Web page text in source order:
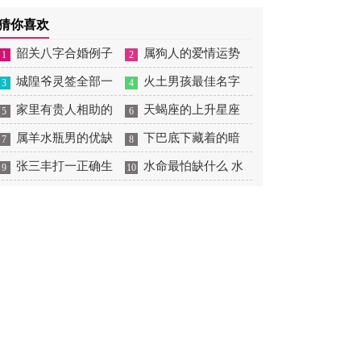
26日适合装修吗
你喜欢
1 韶关八字合婚例子
吗 韶关八字测风水
2 属狗人的爱情运势
是什么意思 属狗的人爱
情观
3 城隍爷灵签全部一
签 城隍爷灵签解签大
4 火土男孩最佳名字
火土属性的字男孩名字
有哪些
5 家里有贵人相助的
水 家里有贵人是什么
思
6 天蝎座的上升星座
一览表 天蝎座的上升星
座查询
7 属羊水瓶男的优缺
属羊水瓶座男生性格
8 下巴底下藏着的暗
痣图解 下巴尖底下有痣
9 张三丰打一正确生 10 水命最怕缺什么 水